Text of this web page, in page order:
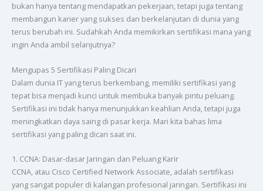
bukan hanya tentang mendapatkan pekerjaan, tetapi juga tentang
membangun karier yang sukses dan berkelanjutan di dunia yang
terus berubah ini. Sudahkah Anda memikirkan sertifikasi mana yang
ingin Anda ambil selanjutnya?
Mengupas 5 Sertifikasi Paling Dicari
Dalam dunia IT yang terus berkembang, memiliki sertifikasi yang
tepat bisa menjadi kunci untuk membuka banyak pintu peluang.
Sertifikasi ini tidak hanya menunjukkan keahlian Anda, tetapi juga
meningkatkan daya saing di pasar kerja. Mari kita bahas lima
sertifikasi yang paling dicari saat ini.
1. CCNA: Dasar-dasar Jaringan dan Peluang Karir
CCNA, atau Cisco Certified Network Associate, adalah sertifikasi
yang sangat populer di kalangan profesional jaringan. Sertifikasi ini